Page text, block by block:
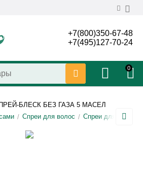
+7(800)350-67-48
+7(495)127-70-24
0
БЛЕСК БЕЗ ГАЗА 5 МАСЕЛ
/ Спреи для волос / Спреи для волос